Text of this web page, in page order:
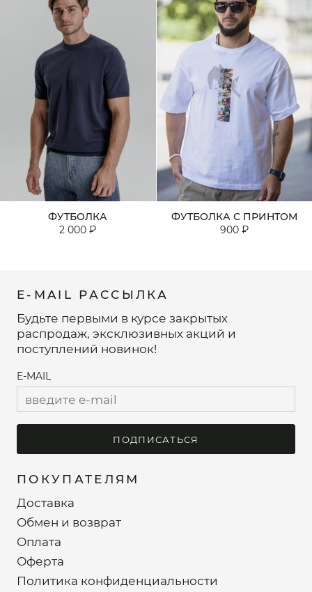
ФУТБОЛКА
2 000 ₽
ФУТБОЛКА С ПРИНТОМ
900 ₽
ПОКУПАТЕЛЯМ
Доставка
Обмен и возврат
Оплата
Оферта
Политика конфиденциальности
E-MAIL РАССЫЛКА
Будьте первыми в курсе закрытых
распродаж, эксклюзивных акций и
поступлений новинок!
E-MAIL
ПОДПИСАТЬСЯ